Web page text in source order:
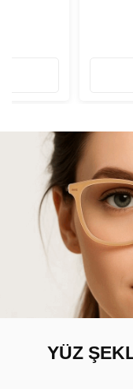
YÜZ